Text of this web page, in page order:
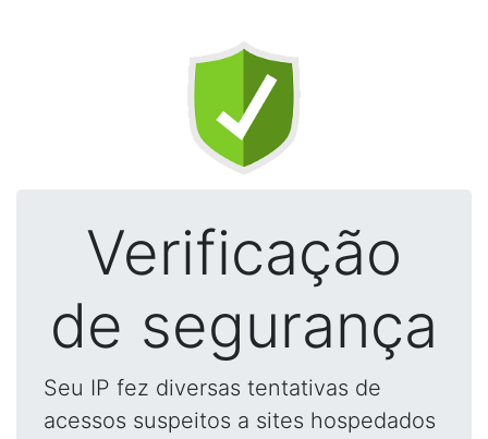
Verificação
de segurança
Seu IP fez diversas tentativas de
acessos suspeitos a sites hospedados